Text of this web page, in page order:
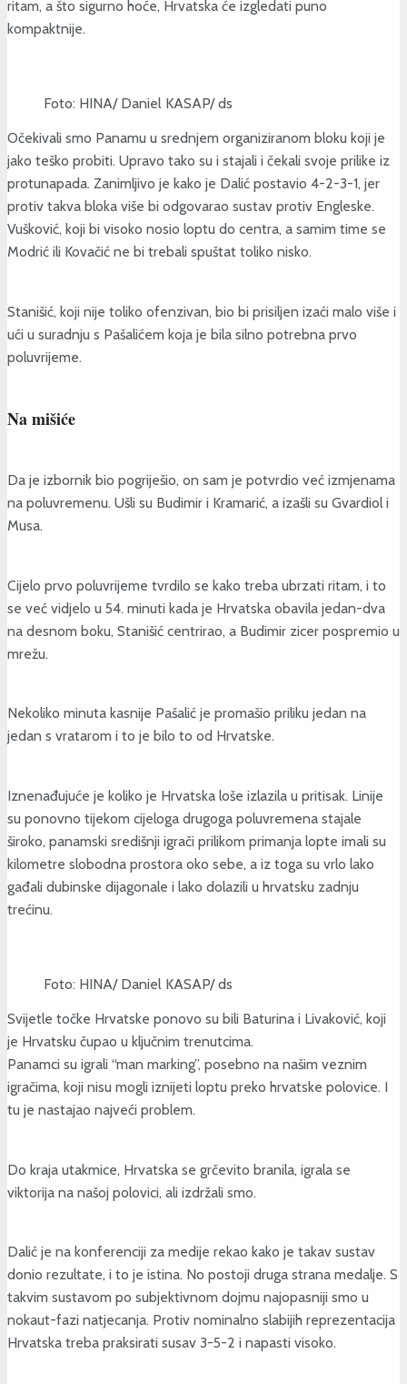
ritam, a što sigurno hoće, Hrvatska će izgledati puno
kompaktnije.
Foto: HINA/ Daniel KASAP/ ds
Očekivali smo Panamu u srednjem organiziranom bloku koji je
jako teško probiti. Upravo tako su i stajali i čekali svoje prilike iz
protunapada. Zanimljivo je kako je Dalić postavio 4-2-3-1, jer
protiv takva bloka više bi odgovarao sustav protiv Engleske.
Vušković, koji bi visoko nosio loptu do centra, a samim time se
Modrić ili Kovačić ne bi trebali spuštat toliko nisko.
Stanišić, koji nije toliko ofenzivan, bio bi prisiljen izaći malo više i
ući u suradnju s Pašalićem koja je bila silno potrebna prvo
poluvrijeme.
Na mišiće
Da je izbornik bio pogriješio, on sam je potvrdio već izmjenama
na poluvremenu. Ušli su Budimir i Kramarić, a izašli su Gvardiol i
Musa.
Cijelo prvo poluvrijeme tvrdilo se kako treba ubrzati ritam, i to
se već vidjelo u 54. minuti kada je Hrvatska obavila jedan-dva
na desnom boku, Stanišić centrirao, a Budimir zicer pospremio u
mrežu.
Nekoliko minuta kasnije Pašalić je promašio priliku jedan na
jedan s vratarom i to je bilo to od Hrvatske.
Iznenađujuće je koliko je Hrvatska loše izlazila u pritisak. Linije
su ponovno tijekom cijeloga drugoga poluvremena stajale
široko, panamski središnji igrači prilikom primanja lopte imali su
kilometre slobodna prostora oko sebe, a iz toga su vrlo lako
gađali dubinske dijagonale i lako dolazili u hrvatsku zadnju
trećinu.
Foto: HINA/ Daniel KASAP/ ds
Svijetle točke Hrvatske ponovo su bili Baturina i Livaković, koji
je Hrvatsku čupao u ključnim trenutcima.
Panamci su igrali “man marking”, posebno na našim veznim
igračima, koji nisu mogli iznijeti loptu preko hrvatske polovice. I
tu je nastajao najveći problem.
Do kraja utakmice, Hrvatska se grčevito branila, igrala se
viktorija na našoj polovici, ali izdržali smo.
Dalić je na konferenciji za medije rekao kako je takav sustav
donio rezultate, i to je istina. No postoji druga strana medalje. S
takvim sustavom po subjektivnom dojmu najopasniji smo u
nokaut-fazi natjecanja. Protiv nominalno slabijih reprezentacija
Hrvatska treba praksirati susav 3-5-2 i napasti visoko.